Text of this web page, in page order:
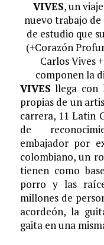
VIVES, un
nuevo trabajo de
de estudio que
(+Corazón
Carlos Vives
componen la
VIVES llega con
propias de un
carrera, 11 Latin
de
embajador por
colombiano, un
tienen como
porro y las
millones de
acordeón, la
gaita en una